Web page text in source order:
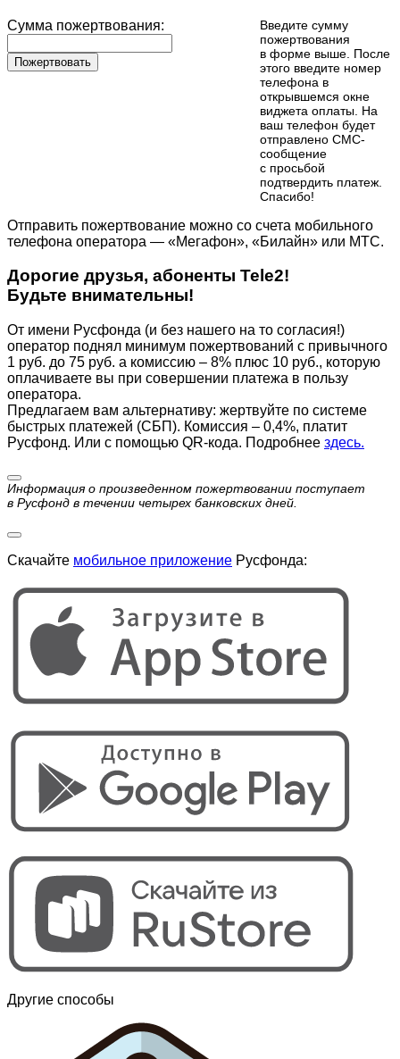
Сумма пожертвования:
Пожертвовать
Введите сумму
пожертвования
в форме выше. После
этого введите номер
телефона в
открывшемся окне
виджета оплаты. На
ваш телефон будет
отправлено СМС-
сообщение
с просьбой
подтвердить платеж.
Cпасибо!
Отправить пожертвование можно со счета мобильного
телефона оператора — «Мегафон», «Билайн» или МТС.
Дорогие друзья, абоненты Tele2!
Будьте внимательны!
От имени Русфонда (и без нашего на то согласия!)
оператор поднял минимум пожертвований с привычного
1 руб. до 75 руб. а комиссию – 8% плюс 10 руб., которую
оплачиваете вы при совершении платежа в пользу
оператора.
Предлагаем вам альтернативу: жертвуйте по cистеме
быстрых платежей (СБП). Комиссия – 0,4%, платит
Русфонд. Или с помощью QR-кода. Подробнее здесь.
Информация о произведенном пожертвовании поступает
в Русфонд в течении четырех банковских дней.
Скачайте мобильное приложение Русфонда:
Другие способы